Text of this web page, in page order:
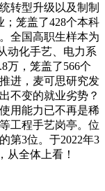
转型升级以及制制
；笼盖了428个本科
全国高职生样本为
动化手艺、电力系
万，笼盖了566个
进，麦可思研究发
不变的就业劣势？
用能力已不再是稀
工程手艺岗亭。位
第3位。于2022年3
从全体上看！